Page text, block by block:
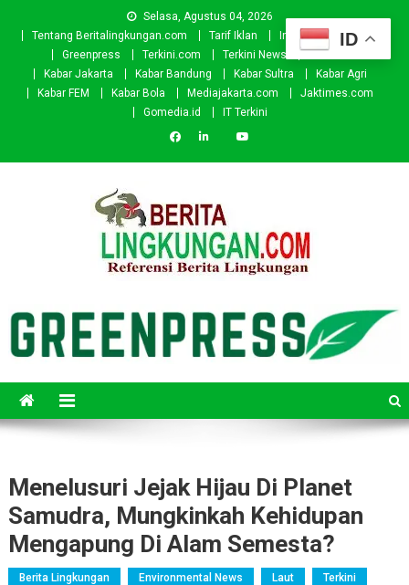
Selasa, Agustus 04, 2026
Tentang Beritalingkungan.com
Tarif Iklan Investor
Donasi
Greenpress
Terkini.com Terkini News
Kabar.id
Kabar Jakarta
Kabar Bandung Kabar Sultra
Kabar Agri
Kabar FEM
Kabar Bola Mediajakarta.com
Jaktimes.com
Gomedia.id
IT Terkini
Menelusuri Jejak Hijau Di Planet
Samudra, Mungkinkah Kehidupan
Mengapung Di Alam Semesta?
Berita Lingkungan Environmental News Laut Terkini
ID